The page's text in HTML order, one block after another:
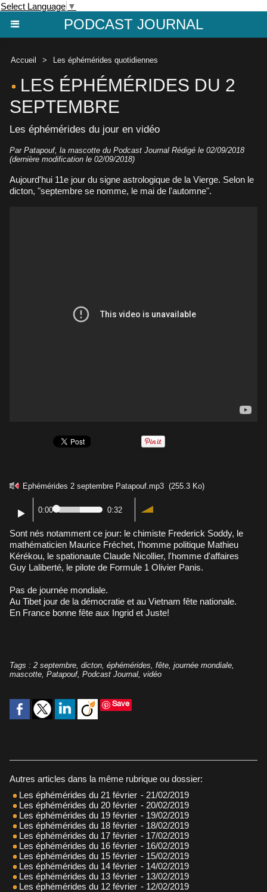
Select Language ▼
PODCAST JOURNAL
Accueil > Les éphémérides quotidiennes
LES ÉPHÉMÉRIDES DU 2
SEPTEMBRE
Les éphémérides du jour en vidéo
Par Patapouf, la mascotte du Podcast Journal Rédigé le 02/09/2018
(dernière modification le 02/09/2018)
Aujourd'hui 11e jour du signe astrologique de la Vierge. Selon le
dicton, "septembre se nomme, le mai de l'automne".
Ephémérides 2 septembre Patapouf.mp3 (255.3 Ko)
0:00 0:32
Sont nés notamment ce jour: le chimiste Frederick Soddy, le
mathématicien Maurice Fréchet, l'homme politique Mathieu
Kérékou, le spationaute Claude Nicollier, l'homme d'affaires
Guy Laliberté, le pilote de Formule 1 Olivier Panis.
Pas de journée mondiale.
Au Tibet jour de la démocratie et au Vietnam fête nationale.
En France bonne fête aux Ingrid et Juste!
Tags : 2 septembre dicton éphémérides fête journée mondiale
mascotte Patapouf, Podcast Journal vidéo
Save
Autres articles dans la même rubrique ou dossier:
Les éphémérides du 21 février - 21/02/2019
Les éphémérides du 20 février - 20/02/2019
Les éphémérides du 19 février - 19/02/2019
Les éphémérides du 18 février - 18/02/2019
Les éphémérides du 17 février - 17/02/2019
Les éphémérides du 16 février - 16/02/2019
Les éphémérides du 15 février - 15/02/2019
Les éphémérides du 14 février - 14/02/2019
Les éphémérides du 13 février - 13/02/2019
Les éphémérides du 12 février - 12/02/2019